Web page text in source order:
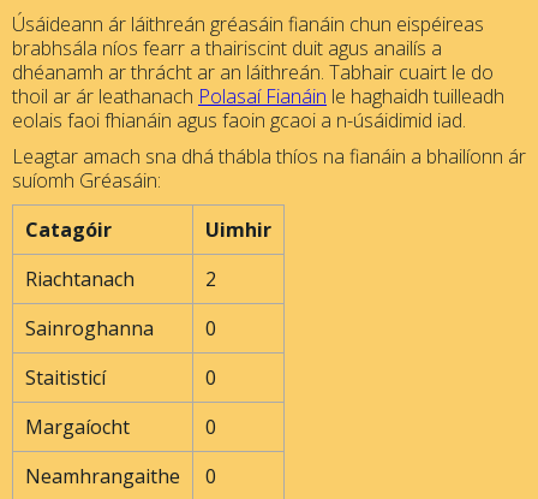
Úsáideann ár láithreán gréasáin fianáin chun eispéireas
brabhsála níos fearr a thairiscint duit agus anailís a
dhéanamh ar thrácht ar an láithreán. Tabhair cuairt le do
thoil ar ár leathanach Polasaí Fianáin le haghaidh tuilleadh
eolais faoi fhianáin agus faoin gcaoi a n-úsáidimid iad.
Leagtar amach sna dhá thábla thíos na fianáin a bhailíonn ár
suíomh Gréasáin:
Catagóir
Uimhir
Riachtanach
2
Sainroghanna
0
Staitisticí
0
Margaíocht
0
Neamhrangaithe
0